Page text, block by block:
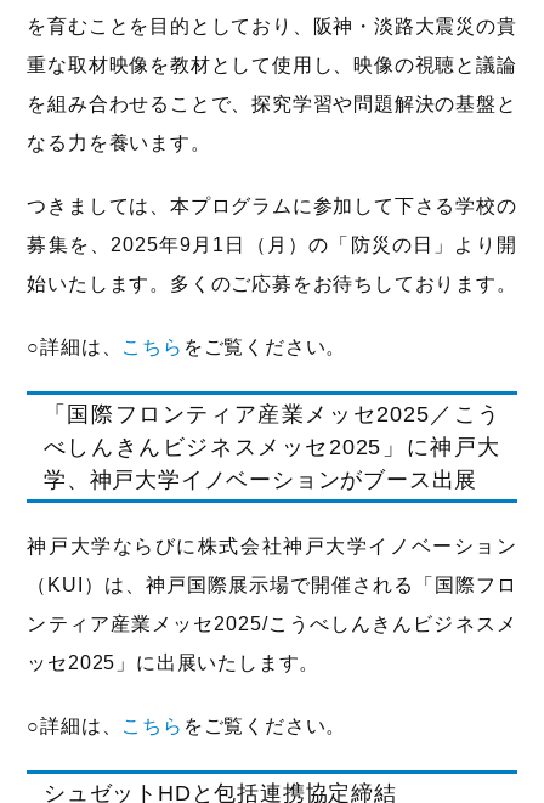
を育むことを目的としており、阪神・淡路大震災の貴
重な取材映像を教材として使用し、映像の視聴と議論
を組み合わせることで、探究学習や問題解決の基盤と
なる力を養います。
つきましては、本プログラムに参加して下さる学校の
募集を、2025年9月1日（月）の「防災の日」より開
始いたします。多くのご応募をお待ちしております。
○詳細は、 こちら をご覧ください。
「国際フロンティア産業メッセ2025／こう
べしんきんビジネスメッセ2025」に神戸大
学、神戸大学イノベーションがブース出展
神戸大学ならびに株式会社神戸大学イノベーション
（KUI）は、神戸国際展示場で開催される「国際フロ
ンティア産業メッセ2025/こうべしんきんビジネスメ
ッセ2025」に出展いたします。
○詳細は、 こちら をご覧ください。
シュゼットHDと包括連携協定締結